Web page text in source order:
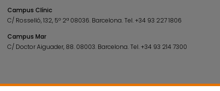
Campus Clínic
C/ Rosselló, 132, 5º 2ª 08036. Barcelona.Tel.+34 93 227 1806
Campus Mar
C/ Doctor Aiguader, 88. 08003. Barcelona.Tel.+34 93 214 7300